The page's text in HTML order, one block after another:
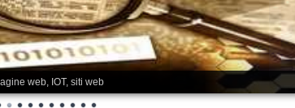
web, IOT, siti web